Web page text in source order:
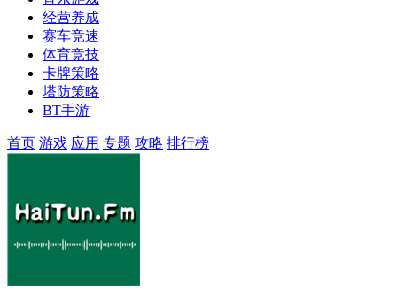
经营养成
赛车竞速
体育竞技
卡牌策略
塔防策略
BT手游
首页 游戏 应用 专题 攻略 排行榜